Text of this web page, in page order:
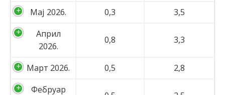
Пријава
latinica
Мај 2026.
0,3
3,5
Април
2026.
0,8 3,3
Март 2026. 0,5
2,8
Фебруар